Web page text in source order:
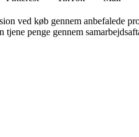
ved køb gennem anbefalede
penge gennem